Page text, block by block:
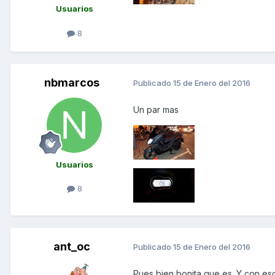
Usuarios
8
nbmarcos
Usuarios
8
Publicado 15 de Enero del 2016
Un par mas
ant_oc Publicado 15 de Enero del 2016